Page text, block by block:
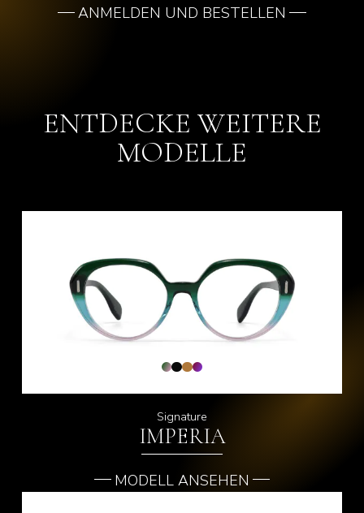
ANMELDEN UND BESTELLEN
ENTDECKE WEITERE
MODELLE
Signature
IMPERIA
MODELL ANSEHEN